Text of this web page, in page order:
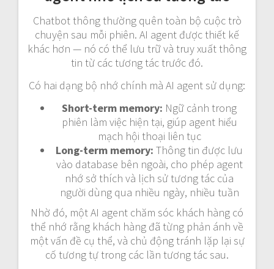
Chatbot thông thường quên toàn bộ cuộc trò
chuyện sau mỗi phiên. AI agent được thiết kế
khác hơn — nó có thể lưu trữ và truy xuất thông
tin từ các tương tác trước đó.
Có hai dạng bộ nhớ chính mà AI agent sử dụng:
Short-term memory: Ngữ cảnh trong
phiên làm việc hiện tại, giúp agent hiểu
mạch hội thoại liên tục
Long-term memory: Thông tin được lưu
vào database bên ngoài, cho phép agent
nhớ sở thích và lịch sử tương tác của
người dùng qua nhiều ngày, nhiều tuần
Nhờ đó, một AI agent chăm sóc khách hàng có
thể nhớ rằng khách hàng đã từng phản ánh về
một vấn đề cụ thể, và chủ động tránh lặp lại sự
cố tương tự trong các lần tương tác sau.